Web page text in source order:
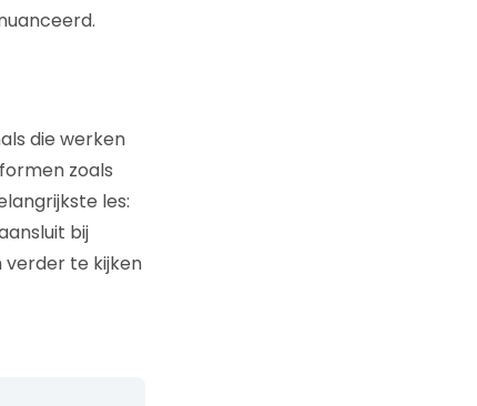
die werken
zoals
les:
bij
verder te kijken